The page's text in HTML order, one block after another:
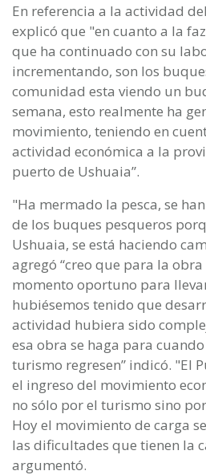
En referencia a la actividad
explicó que "en cuanto a la
que ha continuado con su
incrementando, son los
comunidad esta viendo un
semana, esto realmente ha
movimiento, teniendo en
actividad económica a la
puerto de Ushuaia”.
"Ha mermado la pesca, se
de los buques pesqueros
Ushuaia, se está haciendo
agregó “creo que para la
momento oportuno para
hubiésemos tenido que
actividad hubiera sido
esa obra se haga para
turismo regresen” indicó. "El
el ingreso del movimiento
no sólo por el turismo sino
Hoy el movimiento de carga
las dificultades que tienen la
argumentó.